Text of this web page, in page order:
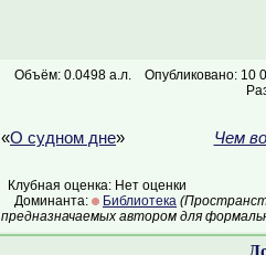
Объём: 0.0498 а.л.
Опубликовано: 10
«О судном дне» Чем
Клубная оценка: Нет оценки
Доминанта:
Библиотека
предназначаемых автором для